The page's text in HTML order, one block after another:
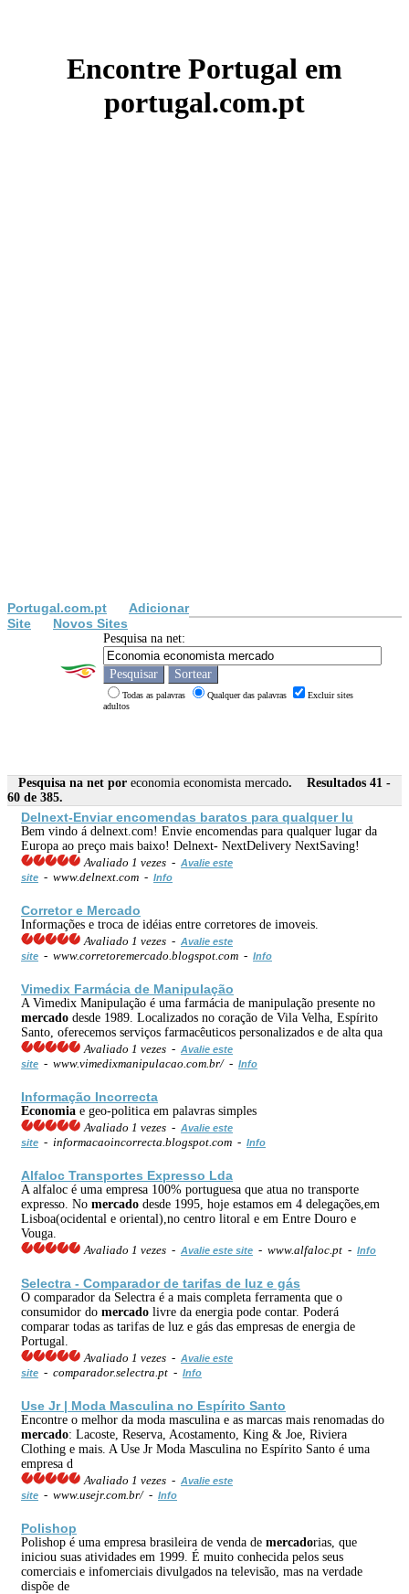
Encontre Portugal em
portugal.com.pt
Portugal.com.pt
Adicionar
Site
Novos Sites
Pesquisa na net:
Todas as palavras Qualquer das palavras
Excluir sites
adultos
Pesquisa na net por economia economista mercado. Resultados 41 -
60 de 385.
Delnext-Enviar encomendas baratos para qualquer lu
Bem vindo á delnext.com! Envie encomendas para qualquer lugar da
Europa ao preço mais baixo! Delnext- NextDelivery NextSaving!
Avaliado 1 vezes - Avalie este
site - www.delnext.com - Info
Corretor e Mercado
Informações e troca de idéias entre corretores de imoveis.
Avaliado 1 vezes - Avalie este
site - www.corretoremercado.blogspot.com - Info
Vimedix Farmácia de Manipulação
A Vimedix Manipulação é uma farmácia de manipulação presente no
mercado desde 1989. Localizados no coração de Vila Velha, Espírito
Santo, oferecemos serviços farmacêuticos personalizados e de alta qua
Avaliado 1 vezes - Avalie este
site - www.vimedixmanipulacao.com.br/ - Info
Informação Incorrecta
Economia e geo-politica em palavras simples
Avaliado 1 vezes - Avalie este
site - informacaoincorrecta.blogspot.com - Info
Alfaloc Transportes Expresso Lda
A alfaloc é uma empresa 100% portuguesa que atua no transporte
expresso. No mercado desde 1995, hoje estamos em 4 delegações,em
Lisboa(ocidental e oriental),no centro litoral e em Entre Douro e
Vouga.
Avaliado 1 vezes - Avalie este site - www.alfaloc.pt - Info
Selectra - Comparador de tarifas de luz e gás
O comparador da Selectra é a mais completa ferramenta que o
consumidor do mercado livre da energia pode contar. Poderá
comparar todas as tarifas de luz e gás das empresas de energia de
Portugal.
Avaliado 1 vezes - Avalie este
site - comparador.selectra.pt - Info
Use Jr | Moda Masculina no Espírito Santo
Encontre o melhor da moda masculina e as marcas mais renomadas do
mercado: Lacoste, Reserva, Acostamento, King & Joe, Riviera
Clothing e mais. A Use Jr Moda Masculina no Espírito Santo é uma
empresa d
Avaliado 1 vezes - Avalie este
site - www.usejr.com.br/ - Info
Polishop
Polishop é uma empresa brasileira de venda de mercadorias, que
iniciou suas atividades em 1999. É muito conhecida pelos seus
comerciais e infomerciais divulgados na televisão, mas na verdade
dispõe de